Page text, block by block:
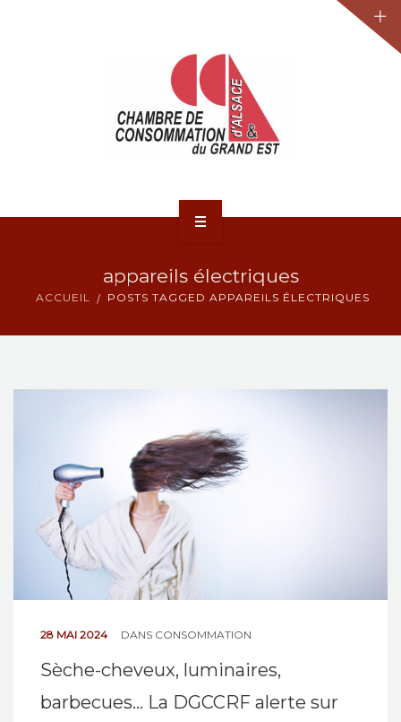
appareils électriques
ACCUEIL POSTS TAGGED APPAREILS ÉLECTRIQUES
28 MAI 2024 DANS CONSOMMATION
Sèche-cheveux, luminaires,
barbecues… La DGCCRF alerte sur